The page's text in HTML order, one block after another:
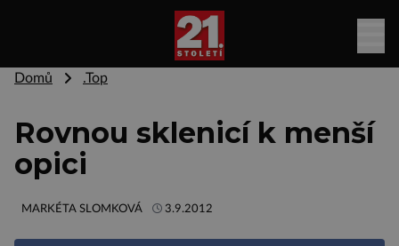
Domů .Top
Rovnou sklenicí k menší
opici
MARKÉTA SLOMKOVÁ 3.9.2012